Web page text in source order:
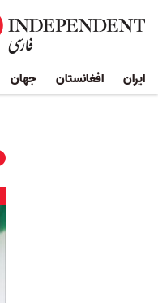
ایران افغانستان جهان